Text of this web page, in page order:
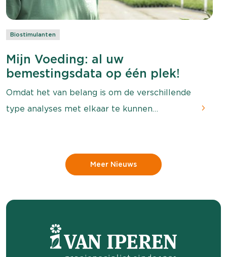
Biostimulanten
Mijn Voeding: al uw
bemestingsdata op één plek!
Omdat het van belang is om de verschillende
type analyses met elkaar te kunnen
gemaakt wordt: Mijn Voeding. Sinds kort is de
tool live en de eerste ervaringen zijn erg
Meer Nieuws